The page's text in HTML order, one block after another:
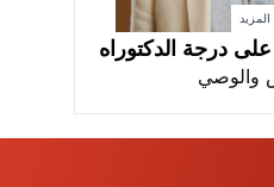
درجة الدكتوراه
والوصي